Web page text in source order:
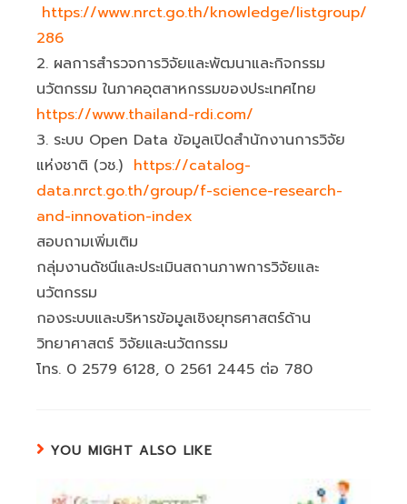
https://www.nrct.go.th/knowledge/listgroup/
286
2. ผลการสำรวจการวิจัยและพัฒนาและกิจกรรม
นวัตกรรม ในภาคอุตสาหกรรมของประเทศไทย
https://www.thailand-rdi.com/
3. ระบบ Open Data ข้อมูลเปิดสำนักงานการวิจัย
แห่งชาติ (วช.) https://catalog-
data.nrct.go.th/group/f-science-research-
and-innovation-index
สอบถามเพิ่มเติม
กลุ่มงานดัชนีและประเมินสถานภาพการวิจัยและ
นวัตกรรม
กองระบบและบริหารข้อมูลเชิงยุทธศาสตร์ด้าน
วิทยาศาสตร์ วิจัยและนวัตกรรม
โทร. 0 2579 6128, 0 2561 2445 ต่อ 780
YOU MIGHT ALSO LIKE